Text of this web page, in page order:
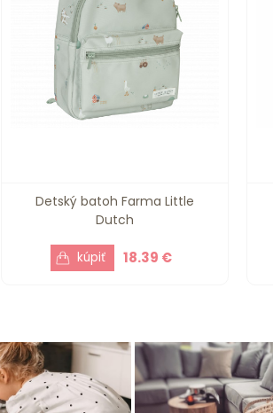
Detský batoh Farma Little
Dutch
18.39 €